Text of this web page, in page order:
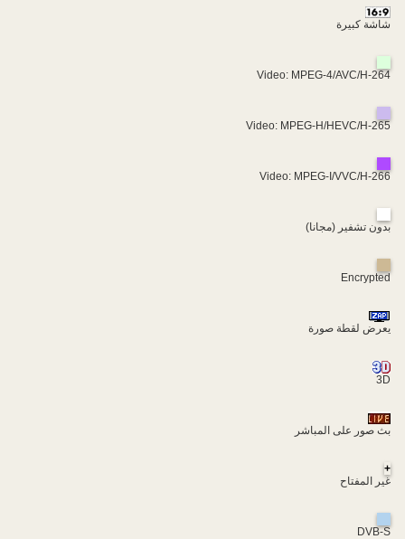
شاشة كبيرة
Video: MPEG-4/AVC/H-264
Video: MPEG-H/HEVC/H-265
Video: MPEG-I/VVC/H-266
بدون تشفير (مجانا)
Encrypted
يعرض لقطة صورة
3D
بث صور على المباشر
+
غير المفتاح
DVB-S